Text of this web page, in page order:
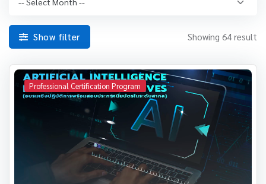
Show filter Showing 64 result
Professional Certification Program